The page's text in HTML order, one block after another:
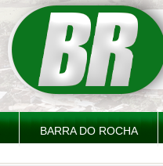
BARRA DO ROCHA